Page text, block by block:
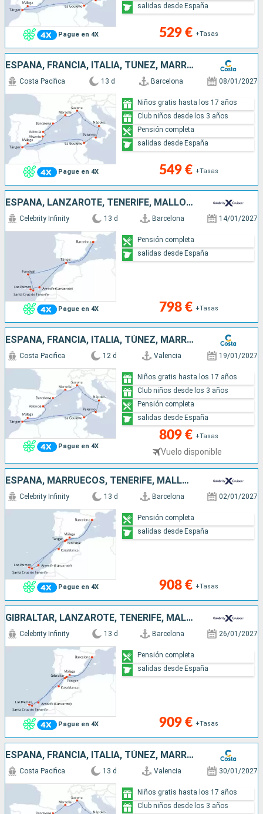
Pague en 4X 529 € +Tasas
salidas desde España
ESPAÑA, FRANCIA, ITALIA, TÚNEZ, MARRUECOS
Pague en 4X
Costa Pacifica 13 d Barcelona 08/01/2027
549 € +Tasas
Niños gratis hasta los 17 años
Club niños desde los 3 años
Pensión completa
salidas desde España
ESPAÑA, LANZAROTE, TENERIFE, MALLORCA, PORTUGAL, MARRUECOS
Pague en 4X
Celebrity Infinity 13 d Barcelona 14/01/2027
798 € +Tasas
Pensión completa
salidas desde España
ESPAÑA, FRANCIA, ITALIA, TÚNEZ, MARRUECOS
Pague en 4X
Costa Pacifica 12 d Valencia 19/01/2027
809 € +Tasas
Vuelo disponible
Niños gratis hasta los 17 años
Club niños desde los 3 años
Pensión completa
salidas desde España
ESPAÑA, MARRUECOS, TENERIFE, MALLORCA, LANZAROTE, GIBRALTAR
Pague en 4X
Celebrity Infinity 13 d Barcelona 02/01/2027
908 € +Tasas
Pensión completa
salidas desde España
GIBRALTAR, LANZAROTE, TENERIFE, MALLORCA, MARRUECOS, ESPAÑA
Pague en 4X
Celebrity Infinity 13 d Barcelona 26/01/2027
909 € +Tasas
Pensión completa
salidas desde España
ESPAÑA, FRANCIA, ITALIA, TÚNEZ, MARRUECOS
Costa Pacifica 13 d Valencia 30/01/2027
Niños gratis hasta los 17 años
Club niños desde los 3 años